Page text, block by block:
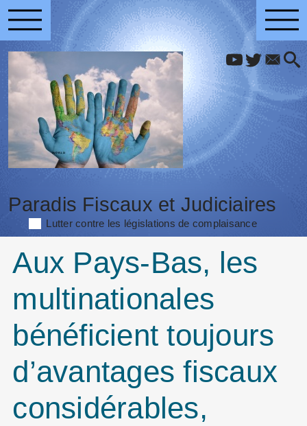
Paradis Fiscaux et Judiciaires
Lutter contre les législations de complaisance
Aux Pays-Bas, les
multinationales
bénéficient toujours
d’avantages fiscaux
considérables,